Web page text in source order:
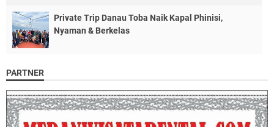
Private Trip Danau Toba Naik Kapal Phinisi,
Nyaman & Berkelas
PARTNER